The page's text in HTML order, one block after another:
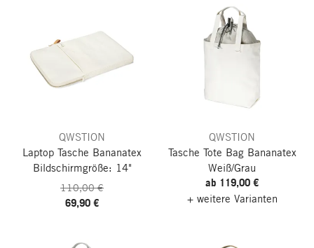
QWSTION
Laptop Tasche Bananatex
Bildschirmgröße: 14"
110,00 €
69,90 €
QWSTION
Tasche Tote Bag Bananatex
Weiß/Grau
ab 119,00 €
+ weitere Varianten